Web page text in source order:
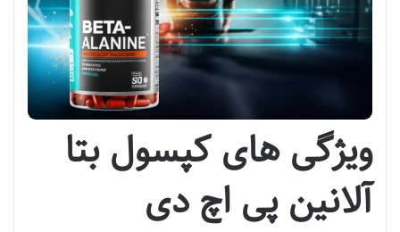
ویژگی های کپسول بتا
آلانین پی اچ دی